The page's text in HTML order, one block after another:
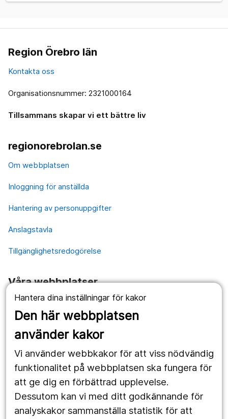
Hantera dina inställningar för kakor
Den här webbplatsen
använder kakor
Vi använder webbkakor för att viss nödvändig
funktionalitet på webbplatsen ska fungera för
att ge dig en förbättrad upplevelse.
Dessutom kan vi med ditt godkännande för
analyskakor sammanställa statistik för att
Region Örebro län
Kontakta oss
Organisationsnummer: 2321000164
Tillsammans skapar vi ett bättre liv
regionorebrolan.se
Om webbplatsen
Inloggning för anställda
Hantering av personuppgifter
Anslagstavla
Tillgänglighetsredogörelse
Våra webbplatser
1177.se
Länstrafiken
Utveckling
Följ oss